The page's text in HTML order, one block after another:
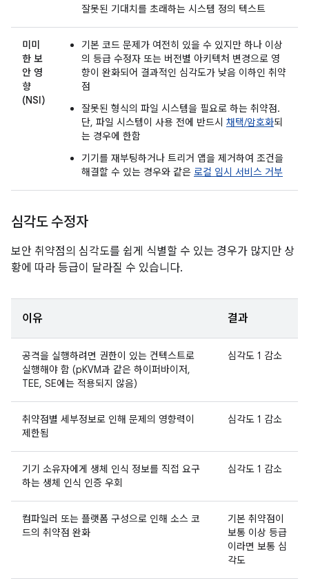
잘못된 기대치를 초래하는 시스템 정의 텍스트
미미
한 보
안 영
향
(NSI)
기본 코드 문제가 여전히 있을 수 있지만 하나 이상
의 등급 수정자 또는 버전별 아키텍처 변경으로 영
향이 완화되어 결과적인 심각도가 낮음 이하인 취약
점
잘못된 형식의 파일 시스템을 필요로 하는 취약점.
단, 파일 시스템이 사용 전에 반드시 채택/암호화되
는 경우에 한함
기기를 재부팅하거나 트리거 앱을 제거하여 조건을
해결할 수 있는 경우와 같은 로컬 임시 서비스 거부
심각도 수정자
보안 취약점의 심각도를 쉽게 식별할 수 있는 경우가 많지만 상
황에 따라 등급이 달라질 수 있습니다.
이유 결과
공격을 실행하려면 권한이 있는 컨텍스트로
실행해야 함 (pKVM과 같은 하이퍼바이저,
TEE, SE에는 적용되지 않음)
심각도 1 감소
취약점별 세부정보로 인해 문제의 영향력이
제한됨
심각도 1 감소
기기 소유자에게 생체 인식 정보를 직접 요구
하는 생체 인식 인증 우회
심각도 1 감소
컴파일러 또는 플랫폼 구성으로 인해 소스 코
드의 취약점 완화
기본 취약점이
보통 이상 등급
이라면 보통 심
각도